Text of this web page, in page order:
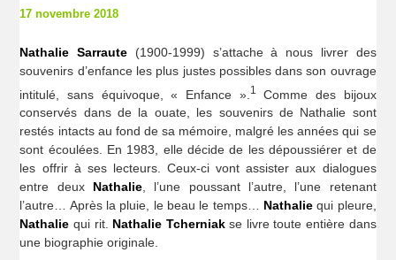
17 novembre 2018
Nathalie Sarraute (1900-1999) s’attache à nous livrer des
souvenirs d’enfance les plus justes possibles dans son ouvrage
intitulé, sans équivoque, « Enfance ». 1
Comme des bijoux
conservés dans de la ouate, les souvenirs de Nathalie sont
restés intacts au fond de sa mémoire, malgré les années qui se
sont écoulées. En 1983, elle décide de les dépoussiérer et de
les offrir à ses lecteurs. Ceux-ci vont assister aux dialogues
entre deux Nathalie, l’une poussant l’autre, l’une retenant
l’autre… Après la pluie, le beau le temps… Nathaliequi pleure,
Nathalie qui rit. Nathalie Tcherniakse livre toute entière dans
une biographie originale.